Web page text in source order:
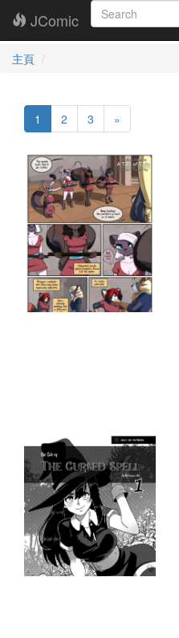
JComic
主頁
1 2 3 »